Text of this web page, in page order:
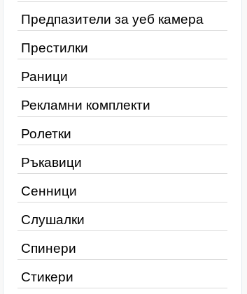
Предпазители за уеб камера
Престилки
Раници
Рекламни комплекти
Ролетки
Ръкавици
Сенници
Слушалки
Спинери
Стикери